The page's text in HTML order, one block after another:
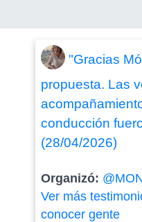
"Gracias
propuesta. Las
conducción
(28/04/2026)
Organizó:
Ver más
conocer gente